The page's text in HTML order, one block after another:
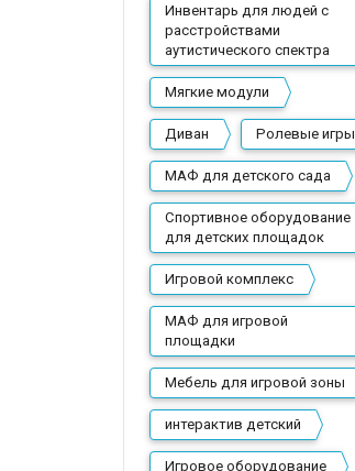
Инвентарь для людей с
расстройствами
аутистического спектра
Мягкие модули
Диван Ролевые игры
МАФ для детского сада
Спортивное оборудование
для детских площадок
Игровой комплекс
МАФ для игровой
площадки
Мебель для игровой зоны
интерактив детский
Игровое оборудование